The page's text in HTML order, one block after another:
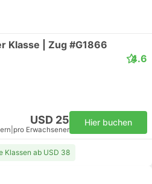
Klasse | Zug #G1866
4.6
USD 25
pro Erwachsener
Hier buchen
Klassen ab USD 38